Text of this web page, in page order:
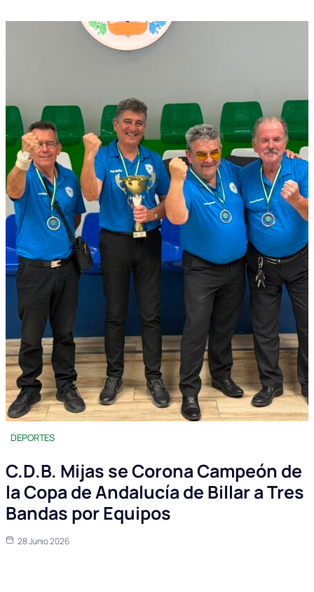
DEPORTES
C.D.B. Mijas se Corona Campeón de
la Copa de Andalucía de Billar a Tres
Bandas por Equipos
28 Junio 2026